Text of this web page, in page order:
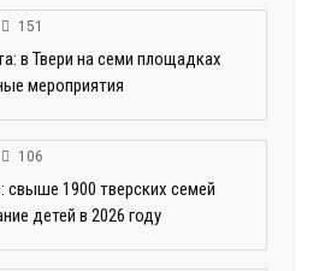
151
в Твери на семи площадках
мероприятия
106
свыше 1900 тверских семей
детей в 2026 году